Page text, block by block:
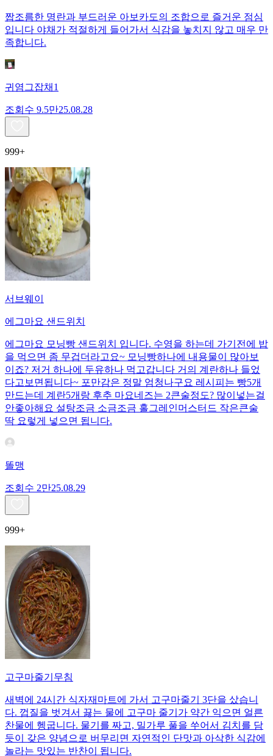
짭조름한 명란과 부드러운 아보카도의 조합으로 즐거운 점심
입니다 야채가 적절하게 들어가서 식감을 놓치지 않고 매우 만
족합니다.
귀염그잡채1
조회수 9.5만25.08.28
999+
서브웨이
에그마요 샌드위치
에그마요 모닝빵 샌드위치 입니다. 수영을 하는데 가기전에 밥
을 먹으면 좀 무겁더라고요~ 모닝빵하나에 내용물이 많아보
이죠? 저거 하나에 두유하나 먹고갑니다 거의 계란하나 들었
다고보면됩니다~ 포만감은 정말 엄청나구요 레시피는 빵5개
만드는데 계란5개랑 후추 마요네즈는 2큰술정도? 많이넣는걸
안좋아해요 설탕조금 소금조금 홀그레인머스터드 작은큰술
딱 요렇게 넣으면 됩니다.
똘맹
조회수 2만25.08.29
999+
고구마줄기무침
새벽에 24시간 식자재마트에 가서 고구마줄기 3단을 샀습니
다. 껍질을 벗겨서 끓는 물에 고구마 줄기가 약간 익으면 얼른
찬물에 헹굽니다. 물기를 짜고, 밀가루 풀을 쑤어서 김치를 담
듯이 갖은 양념으로 버무리면 자연적인 단맛과 아삭한 식감에
놀라는 맛있는 반찬이 됩니다.